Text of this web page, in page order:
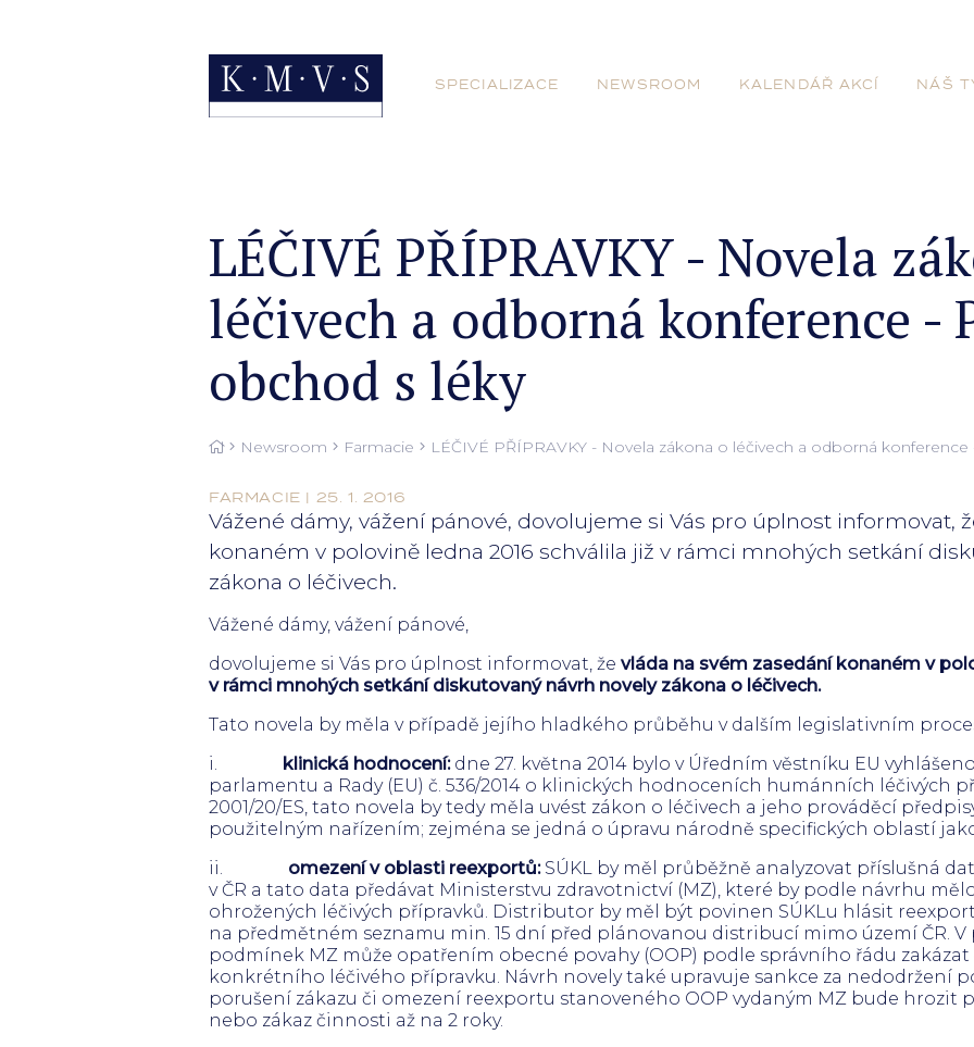
SPECIALIZACE NEWSROOM KALENDÁŘ AKCÍ NÁŠ
LÉČIVÉ PŘÍPRAVKY - Novela
léčivech a odborná konference -
obchod s léky
Newsroom Farmacie LÉČIVÉ PŘÍPRAVKY - Novela zákona o léčivech a odborná
FARMACIE | 25. 1. 2016
Vážené dámy, vážení pánové, dovolujeme si Vás pro úplnost informovat,
konaném v polovině ledna 2016 schválila již v rámci mnohých setkání
zákona o léčivech.
Vážené dámy, vážení pánové,
dovolujeme si Vás pro úplnost informovat, že vláda na svém zasedání konaném v
v rámci mnohých setkání diskutovaný návrh novely zákona o léčivech.
Tato novela by měla v případě jejího hladkého průběhu v dalším legislativním
i. klinická hodnocení:dne 27. května 2014 bylo v Úředním věstníku EU
parlamentu a Rady (EU) č. 536/2014 o klinických hodnoceních humánních léčivých
2001/20/ES, tato novela by tedy měla uvést zákon o léčivech a jeho prováděcí
použitelným nařízením; zejména se jedná o úpravu národně specifických oblastí
ii. omezení v oblasti reexportů:SÚKL by měl průběžně analyzovat příslušná
v ČR a tato data předávat Ministerstvu zdravotnictví (MZ), které by podle návrhu
ohrožených léčivých přípravků. Distributor by měl být povinen SÚKLu hlásit
na předmětném seznamu min. 15 dní před plánovanou distribucí mimo území ČR.
podmínek MZ může opatřením obecné povahy (OOP) podle správního řádu
konkrétního léčivého přípravku. Návrh novely také upravuje sankce za nedodržení
porušení zákazu či omezení reexportu stanoveného OOP vydaným MZ bude hrozit
nebo zákaz činnosti až na 2 roky.